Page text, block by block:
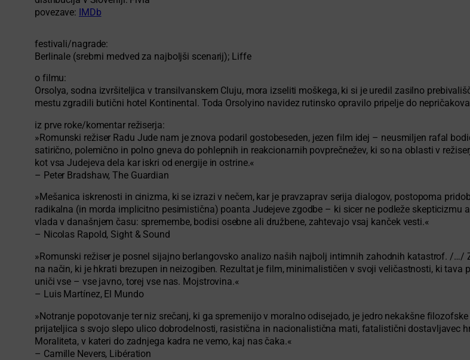
povezave:
IMDb
festivali/nagrade:
Berlinale (srebrni medved za najboljši scenarij); Liffe
o filmu:
Orsolya, sodna izvršiteljica v transilvanskem Cluju, mora izseliti moškega, ki si je uredil zasilno
mestu zgradili butični hotel Kontinental. Toda Orsolyino navidez rutinsko opravilo pripelje do
iz prve roke/komentar režiserja:
»Romunski režiser Radu Jude nam je znova podaril gostobeseden, jezen film idej – neusmiljen rafal
satirično, polemično in polno gneva do pohlepnih in reakcionarnih povprečnežev, ki so na oblasti v
kot vsa Judejeva dela kar iskri od energije in ostrine.«
– Peter Bradshaw, The Guardian
»Mešanica iskrenosti in cinizma, ki se izrazi v nečem, kar je pravzaprav serija dialogov, postopoma
radikalna (in morda implicitno pesimistična) poanta Judejeve zgodbe – ki sicer ne podleže
vlada v današnjem času: spremembe, bodisi osebne ali družbene, zahtevajo vsaj kanček vesti.«
– Nicolas Rapold, Sight & Sound
»Romunski režiser je posnel sijajno berlangovsko analizo naših najbolj intimnih zahodnih katastrof. /…/
na način, ki je hkrati brezupen in neizogiben. Rezultat je film, minimalističen v svoji veličastnosti, ki
uniči vse – vse javno, torej vse nas. Mojstrovina.«
– Luis Martínez, El Mundo
»Notranje popotovanje ter niz srečanj, ki ga spremenijo v moralno odisejado, je jedro nekakšne
prijateljica s svojo slepo ulico dobrodelnosti, rasistična in nacionalistična mati, fatalistični dostavljavec
Moraliteta, v kateri do zadnjega kadra ne vemo, kaj nas čaka.«
– Camille Nevers, Libération